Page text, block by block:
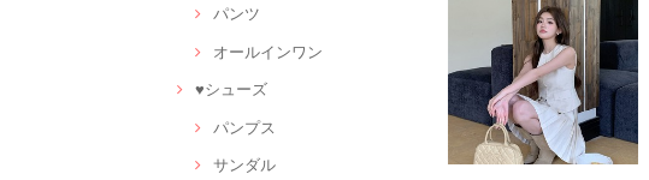
パンツ
オールインワン
♥シューズ
パンプス
サンダル